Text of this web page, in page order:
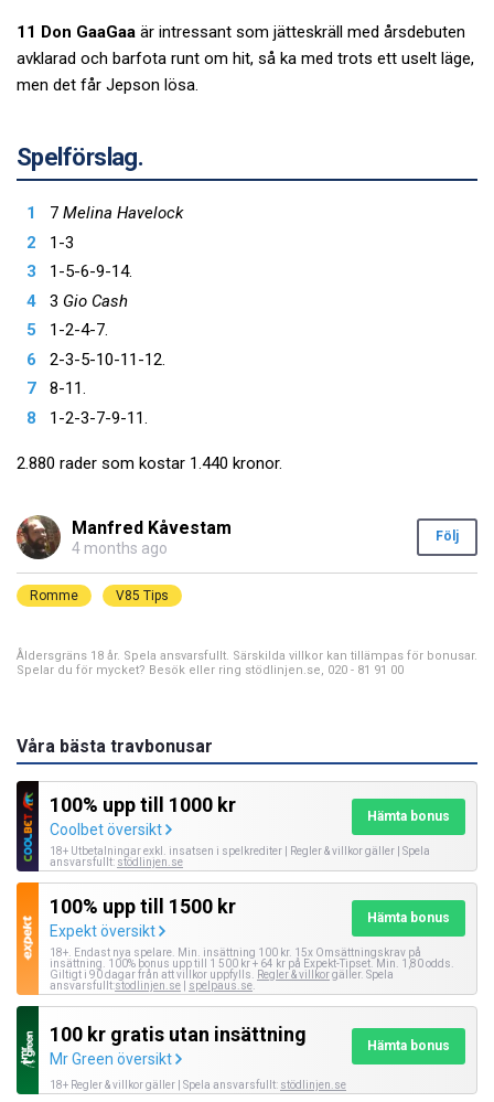
11 Don GaaGaa är intressant som jätteskräll med årsdebuten
avklarad och barfota runt om hit, så ka med trots ett uselt läge,
men det får Jepson lösa.
Spelförslag.
7 Melina Havelock
1-3
1-5-6-9-14.
3 Gio Cash
1-2-4-7.
2-3-5-10-11-12.
8-11.
1-2-3-7-9-11.
2.880 rader som kostar 1.440 kronor.
Manfred Kåvestam
4 months ago
Följ
Romme V85 Tips
Åldersgräns 18 år. Spela ansvarsfullt. Särskilda villkor kan tillämpas för bonusar.
Spelar du för mycket? Besök eller ring stödlinjen.se, 020 - 81 91 00
Våra bästa travbonusar
100% upp till 1000 kr
Coolbet översikt
Hämta bonus
18+ Utbetalningar exkl. insatsen i spelkrediter | Regler & villkor gäller | Spela
ansvarsfullt: stödlinjen.se
100% upp till 1500 kr
Expekt översikt
Hämta bonus
18+. Endast nya spelare. Min. insättning 100 kr. 15x Omsättningskrav på
insättning. 100% bonus upp till 1 500 kr + 64 kr på Expekt-Tipset. Min. 1,80 odds.
Giltigt i 90 dagar från att villkor uppfylls.
Regler & villkorgäller. Spela
ansvarsfullt:stodlinjen.se spelpaus.se
100 kr gratis utan insättning
Mr Green översikt
Hämta bonus
18+ Regler & villkor gäller | Spela ansvarsfullt: stödlinjen.se